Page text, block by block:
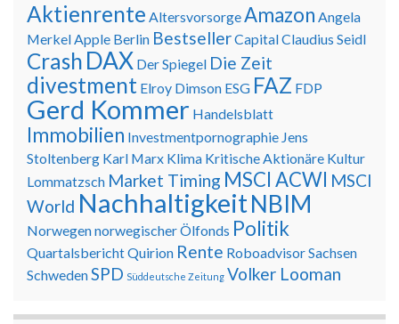
Aktienrente AltersvorsorgeAmazon Angela
MerkelApple Berlin BestsellerCapitalClaudius Seidl
Crash DAX Der Spiegel Die Zeit
divestment Elroy Dimson ESG FAZ FDP
Gerd Kommer Handelsblatt
Immobilien Investmentpornographie Jens
Stoltenberg Karl Marx Klima Kritische Aktionäre Kultur
Lommatzsch Market Timing MSCI ACWI MSCI
World NachhaltigkeitNBIM
Norwegennorwegischer Ölfonds Politik
QuartalsberichtQuirion Rente RoboadvisorSachsen
SchwedenSPD Süddeutsche Zeitung Volker Looman